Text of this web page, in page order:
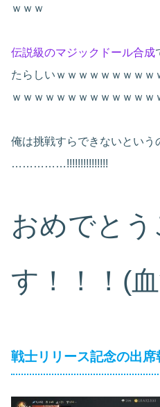
ｗｗｗ
伝説級のマジックドール合成
たらしいｗｗｗｗｗｗｗｗｗ
ｗｗｗｗｗｗｗｗｗｗｗｗｗ
俺は挑戦すらできないという
……………!!!!!!!!!!!!!!!
おめでとう
す！！！(
戦士リリース記念の出席